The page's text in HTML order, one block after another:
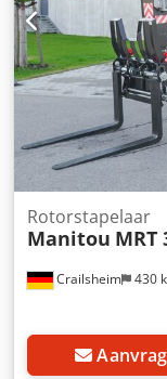
Crailsheim 430
Rotorstapelaar
Manitou MRT